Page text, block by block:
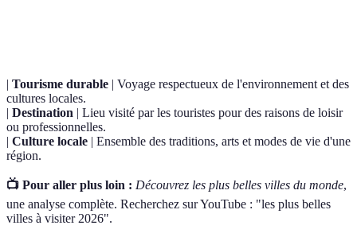
| Tourisme durable | Voyage respectueux de l'environnement et des
cultures locales.
| Destination | Lieu visité par les touristes pour des raisons de loisir
ou professionnelles.
| Culture locale | Ensemble des traditions, arts et modes de vie d'une
région.
📺 Pour aller plus loin : Découvrez les plus belles villes du monde,
une analyse complète. Recherchez sur YouTube : "les plus belles
villes à visiter 2026".